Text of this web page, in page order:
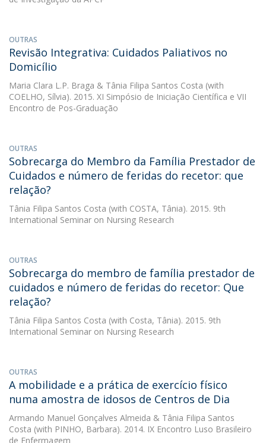
OUTRAS
Revisão Integrativa: Cuidados Paliativos no
Domicílio
Maria Clara L.P. Braga & Tânia Filipa Santos Costa (with
COELHO, Sílvia). 2015. XI Simpósio de Iniciação Científica e VII
Encontro de Pos-Graduação
OUTRAS
Sobrecarga do Membro da Família Prestador de
Cuidados e número de feridas do recetor: que
relação?
Tânia Filipa Santos Costa (with COSTA, Tânia). 2015. 9th
International Seminar on Nursing Research
OUTRAS
Sobrecarga do membro de família prestador de
cuidados e número de feridas do recetor: Que
relação?
Tânia Filipa Santos Costa (with Costa, Tânia). 2015. 9th
International Seminar on Nursing Research
OUTRAS
A mobilidade e a prática de exercício físico
numa amostra de idosos de Centros de Dia
Armando Manuel Gonçalves Almeida & Tânia Filipa Santos
Costa (with PINHO, Barbara). 2014. IX Encontro Luso Brasileiro
de Enfermagem